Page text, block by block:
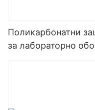
Поликарбонатни
за лабораторно